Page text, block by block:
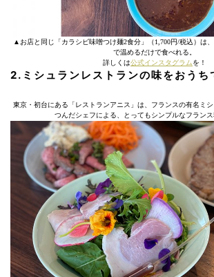
▲お店と同じ「カラシビ味噌つけ麺2食分」（1,700円/税込）は
で温めるだけで食べれる。
詳しくは公式インスタグラムを！
2.ミシュランレストランの味をおうち
東京・初台にある「レストランアニス」は、フランスの有名ミ
つんだシェフによる、とってもシンプルなフランス